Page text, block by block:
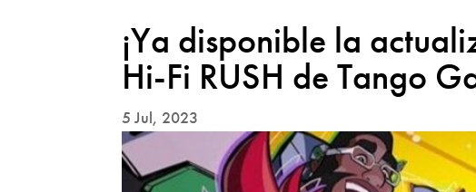
¡Ya disponible la
Hi-Fi RUSH de Tango
5 Jul, 2023